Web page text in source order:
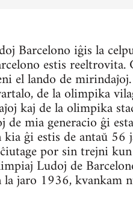
Barcelono iĝis la
estis
el lando de
de la olimpika
kaj de la olimpika
mia generacio ĝi
ĝi estis de antaŭ
por sin trejni
Ludoj de
jaro 1936, kvankam